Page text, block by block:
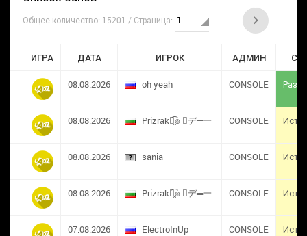
Общее количество: 15201 / Страница:
ИГРА ДАТА ИГРОК АДМИН
08.08.2026 oh yeah CONSOLE
08.08.2026 Prizrak๏̯͡๏ ︻デ═一 CONSOLE Истек
08.08.2026 sania CONSOLE Истек
08.08.2026 Prizrak๏̯͡๏ ︻デ═一 CONSOLE Истек
07.08.2026 ElectroInUp CONSOLE Истек